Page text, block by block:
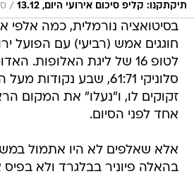
תיקתקנו: קליפ סיכום אירועי היום, 13.12 /
בסיטואציה נורמלית, כמה אלפי
חוגגים אמש (רביעי) עם הפועל
לטופ 16 של ליגת האלופות.
סלוניקי 61:71, שבע
זקוקים לו, ו"נעלו" את המקום
אחד לפני הסיום.
אלא שאלפים לא היו אתמול
בהאלה פיוניר בבלגרד ולא בפיס